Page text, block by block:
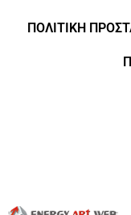
ΠΟΛΙΤΙΚΗ